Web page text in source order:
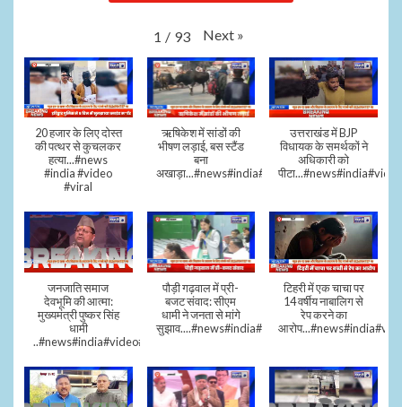
1 / 93 Next »
20 हजार के लिए दोस्त
की पत्थर से कुचलकर
हत्या...#news
#india #video
#viral
ऋषिकेश में सांडों की
भीषण लड़ाई, बस स्टैंड
बना
अखाड़ा...#news#india#video#viral
उत्तराखंड में BJP
विधायक के समर्थकों ने
अधिकारी को
जनजाति समाज
देवभूमि की आत्मा:
मुख्यमंत्री पुष्कर सिंह
धामी
..#news#india#video#viral
पौड़ी गढ़वाल में प्री-
बजट संवाद: सीएम
धामी ने जनता से मांगे
सुझाव....#news#india#video#viral
टिहरी में एक चाचा पर
14 वर्षीय नाबालिग से
रेप करने का